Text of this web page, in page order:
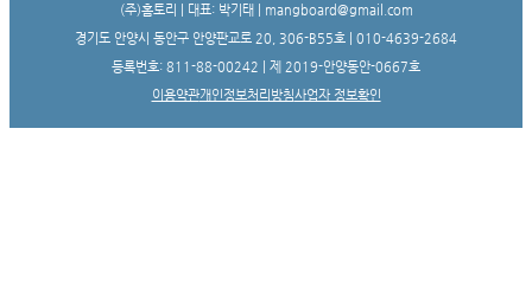
(주)홈토리 | 대표: 박기태 | mangboard@gmail.com
경기도 안양시 동안구 안양판교로 20, 306-B55호 | 010-4639-2684
등록번호: 811-88-00242 | 제 2019-안양동안-0667호
이용약관개인정보처리방침사업자 정보확인